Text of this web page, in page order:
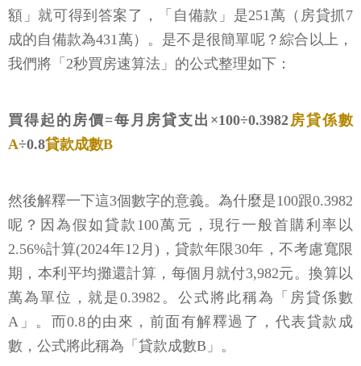
額」就可得到答案了，「自備款」是251萬（房貸抓7
成的自備款為431萬）。是不是很簡單呢？綜合以上，
我們將「2秒買房速算法」的公式整理如下：
買得起的房價=每月房貸支出×100÷0.3982房貸係數
A÷0.8貸款成數B
然後解釋一下這3個數字的意義。為什麼是100跟0.3982
呢？因為假如貸款100萬元，現行一般首購利率以
2.56%計算(2024年12月)，貸款年限30年，不考慮寬限
期，本利平均攤還計算，每個月就付3,982元。換算以
萬為單位，就是0.3982。公式將此稱為「房貸係數
A」。而0.8的由來，前面有解釋過了，代表貸款成
數，公式將此稱為「貸款成數B」。